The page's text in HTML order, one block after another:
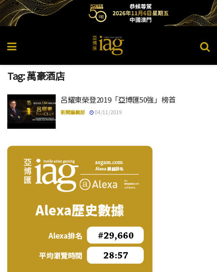
Tag:萬豪酒店
呂耀東榮登2019「亞博匯50強」榜首
新聞編輯部 04/11/2019